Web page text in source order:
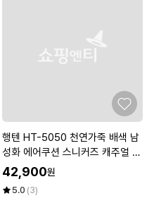
행텐 HT-5050 천연가죽 배색 남
성화 에어쿠션 스니커즈 캐주얼 컴
포트화
42,900원
5.0 (3)